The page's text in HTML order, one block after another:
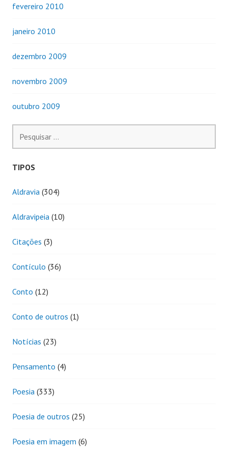
fevereiro 2010
janeiro 2010
dezembro 2009
novembro 2009
outubro 2009
por:
TIPOS
Aldravia (304)
Aldravipeia (10)
Citações (3)
Contículo (36)
Conto (12)
Conto de outros (1)
Notícias (23)
Pensamento (4)
Poesia (333)
Poesia de outros (25)
Poesia em imagem (6)